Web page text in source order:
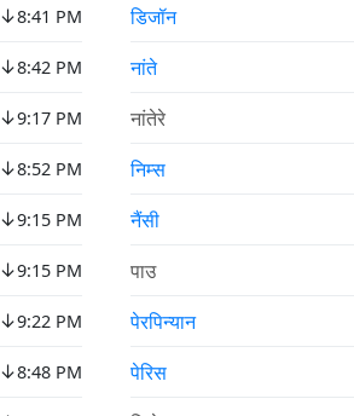
↓8:41 PM
↓8:42 PM
↓9:17 PM
↓8:52 PM
↓9:15 PM
↓9:15 PM
↓9:22 PM
↓8:48 PM
डिजॉन
नांते
नांतेरे
निम्स
नैंसी
पाउ
पेरपिन्यान
पेरिस